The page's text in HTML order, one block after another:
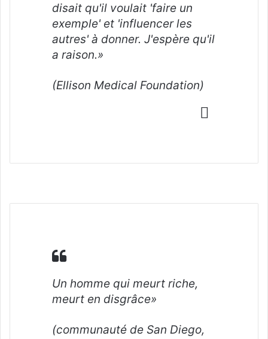
disait qu'il voulait 'faire un
exemple' et 'influencer les
autres' à donner. J'espère qu'il
a raison.»
(Ellison Medical Foundation)
Un homme qui meurt riche,
meurt en disgrâce»
(communauté de San Diego,